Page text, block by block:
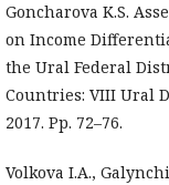
Goncharova K.S.
on Income
the Ural Federal
Countries: VIII Ural
2017. Pp. 72–76.
Volkova I.A.,